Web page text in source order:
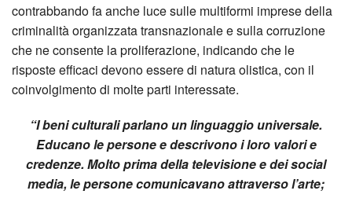
contrabbando fa anche luce sulle multiformi imprese della
criminalità organizzata transnazionale e sulla corruzione
che ne consente la proliferazione, indicando che le
risposte efficaci devono essere di natura olistica, con il
coinvolgimento di molte parti interessate.
“I beni culturali parlano un linguaggio universale.
Educano le persone e descrivono i loro valori e
credenze. Molto prima della televisione e dei social
media, le persone comunicavano attraverso l’arte;